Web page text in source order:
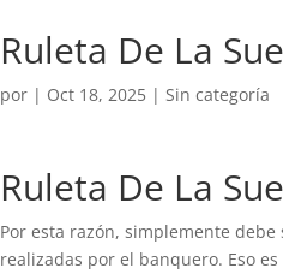
Ruleta De La
por | Oct 18, 2025 | Sin categoría
Ruleta De La
Por esta razón, simplemente
realizadas por el banquero. Eso